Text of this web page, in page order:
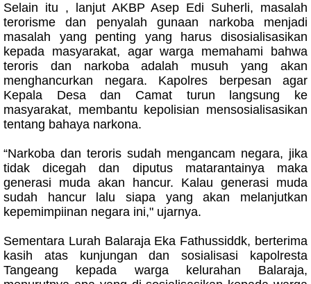
Selain itu , lanjut AKBP Asep Edi Suherli, masalah
terorisme dan penyalah gunaan narkoba menjadi
masalah yang penting yang harus disosialisasikan
kepada masyarakat, agar warga memahami bahwa
teroris dan narkoba adalah musuh yang akan
menghancurkan negara. Kapolres berpesan agar
Kepala Desa dan Camat turun langsung ke
masyarakat, membantu kepolisian mensosialisasikan
tentang bahaya narkona.
“Narkoba dan teroris sudah mengancam negara, jika
tidak dicegah dan diputus matarantainya maka
generasi muda akan hancur. Kalau generasi muda
sudah hancur lalu siapa yang akan melanjutkan
kepemimpiinan negara ini," ujarnya.
Sementara Lurah Balaraja Eka Fathussiddk, berterima
kasih atas kunjungan dan sosialisasi kapolresta
Tangeang kepada warga kelurahan Balaraja,